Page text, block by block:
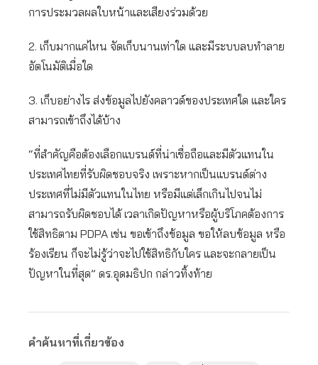
การประมวลผลใบหน้าและเสียงร่วมด้วย
2. เก็บมากแค่ไหน จัดเก็บนานเท่าใด และมีระบบลบทำลาย
อัตโนมัติเมื่อใด
3. เก็บอย่างไร ส่งข้อมูลไปยังคลาวด์ของประเทศใด และใคร
สามารถเข้าถึงได้บ้าง
“ที่สำคัญคือต้องเลือกแบรนด์ที่น่าเชื่อถือและมีตัวแทนใน
ประเทศไทยที่รับผิดชอบจริง เพราะหากเป็นแบรนด์ต่าง
ประเทศที่ไม่มีตัวแทนในไทย หรือมีแต่เล็กเกินไปจนไม่
สามารถรับผิดชอบได้ เวลาเกิดปัญหาหรือผู้บริโภคต้องการ
ใช้สิทธิตาม PDPA เช่น ขอเข้าถึงข้อมูล ขอให้ลบข้อมูล หรือ
ร้องเรียน ก็จะไม่รู้ว่าจะไปใช้สิทธิกับใคร และจะกลายเป็น
ปัญหาในที่สุด” ดร.อุดมธิปก กล่าวทิ้งท้าย
คำค้นหาที่เกี่ยวข้อง